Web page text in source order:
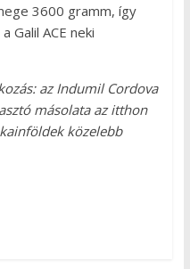
3600 gramm, így
Galil ACE neki
az Indumil Cordova
másolata az itthon
közelebb